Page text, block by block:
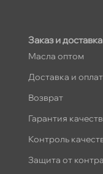
Заказ и доставка
Масла оптом
Доставка и
озврат
Гарантия
Контроль
Защита от